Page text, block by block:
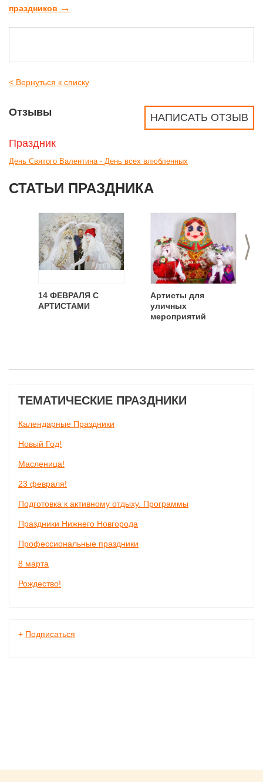
праздников →
< Вернуться к списку
НАПИСАТЬ ОТЗЫВ
Отзывы
Праздник
День Святого Валентина - День всех влюбленных
СТАТЬИ ПРАЗДНИКА
>
14 ФЕВРАЛЯ С
АРТИСТАМИ
Артисты для
уличных
мероприятий
ТЕМАТИЧЕСКИЕ ПРАЗДНИКИ
Календарные Праздники
Новый Год!
Масленица!
23 февраля!
Подготовка к активному отдыху. Программы
Праздники Нижнего Новгорода
Профессиональные праздники
8 марта
Рождество!
+ Подписаться